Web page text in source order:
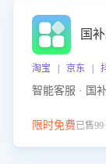
国
淘宝 | 京东 |
智能客服 · 国
限时免费已售